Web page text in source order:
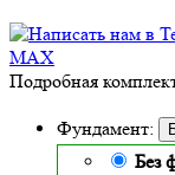
MAX
Подробная
Фундамент:
Без